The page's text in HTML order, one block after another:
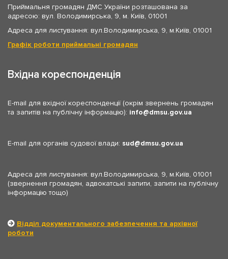
Приймальня громадян ДМС України розташована за
адресою: вул. Володимирська, 9, м. Київ, 01001
Адреса для листування: вул.Володимирська, 9, м.Київ, 01001
Графік роботи приймальні громадян
Вхідна кореспонденція
E-mail для вхідної кореспонденції (окрім звернень громадян
та запитів на публічну інформацію): info dmsu.gov.ua
E-mail для органів судової влади: sud dmsu.gov.ua
Адреса для листування: вул.Володимирська, 9, м.Київ, 01001
(звернення громадян, адвокатські запити, запити на публічну
інформацію тощо)
Відділ документального забезпечення та архівної
роботи